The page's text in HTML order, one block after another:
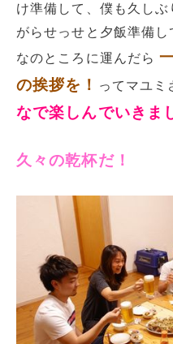
け準備して、僕も久し
がらせっせと夕飯準備
なのところに運んだら
の挨拶を！
ってマユミ
なで楽しんでいきま
久々の乾杯だ！